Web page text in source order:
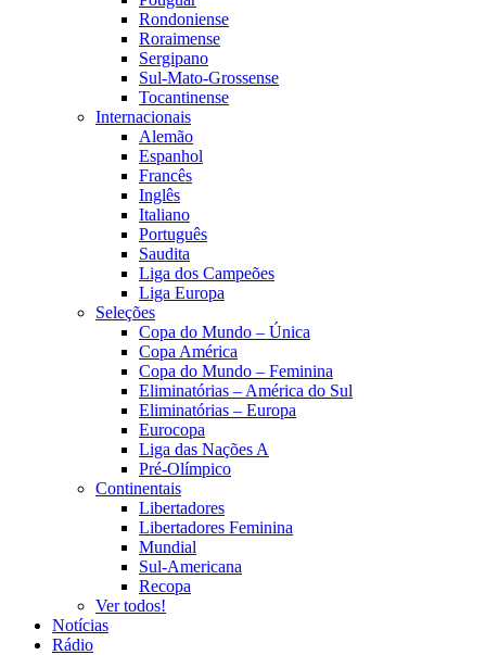
Rondoniense
Roraimense
Sergipano
Sul-Mato-Grossense
Tocantinense
Internacionais
Alemão
Espanhol
Francês
Inglês
Italiano
Português
Saudita
Liga dos Campeões
Liga Europa
Seleções
Copa do Mundo – Única
Copa América
Copa do Mundo – Feminina
Eliminatórias – América do Sul
Eliminatórias – Europa
Eurocopa
Liga das Nações A
Pré-Olímpico
Continentais
Libertadores
Libertadores Feminina
Mundial
Sul-Americana
Recopa
Ver todos!
Notícias
Rádio